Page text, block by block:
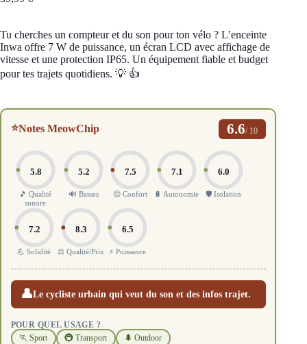
Tu cherches un compteur et du son pour ton vélo ? L’enceinte
Inwa offre 7 W de puissance, un écran LCD avec affichage de
vitesse et une protection IP65. Un équipement fiable et budget
pour tes trajets quotidiens. 💡 👍
⭐Notes MeowChip 6.6/ 10
5.8
🎵 Qualité
sonore
5.2
🔊 Basses
7.5
😌 Confort
7.1
🔋 Autonomie
6.0
🛡️ Isolation
7.2
💪 Solidité
8.3
⚖️ Qualité/Prix
6.5
⚡ Puissance
👤Le cycliste urbain qui veut du son et des infos trajet.
POUR QUEL USAGE ?
🏃 Sport 🚇 Transport 🌲 Outdoor